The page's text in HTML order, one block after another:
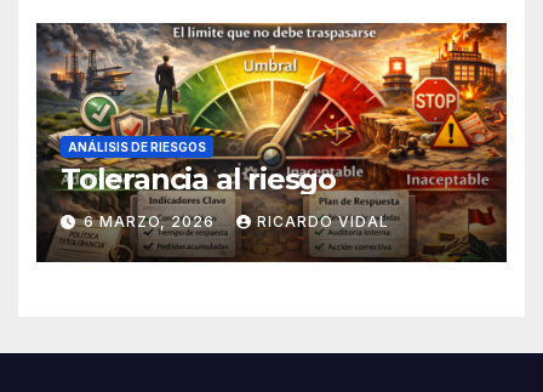
ANÁLISIS DE RIESGOS
Tolerancia al riesgo
6 MARZO, 2026 RICARDO VIDAL